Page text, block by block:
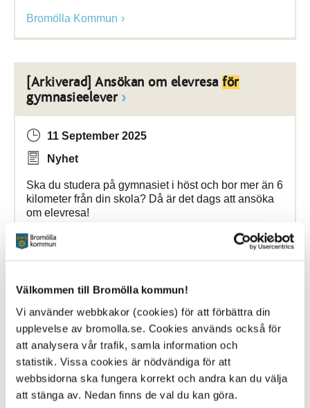
Välkommen till Bromölla kommun!
Vi använder webbkakor (cookies) för att förbättra din
upplevelse av bromolla.se. Cookies används också för
att analysera vår trafik, samla information och
statistik. Vissa cookies är nödvändiga för att
webbsidorna ska fungera korrekt och andra kan du välja
att stänga av. Nedan finns de val du kan göra.
Bromölla Kommun
[Arkiverad] Ansökan om elevresa för
gymnasieelever
11 September 2025
Nyhet
Ska du studera på gymnasiet i höst och bor mer än 6
kilometer från din skola? Då är det dags att ansöka
om elevresa!
Bromölla Kommun
midsommarhelgen
2 April 2024
Nyhet
Midsommarhelgen innebär förändrad tömningsdag